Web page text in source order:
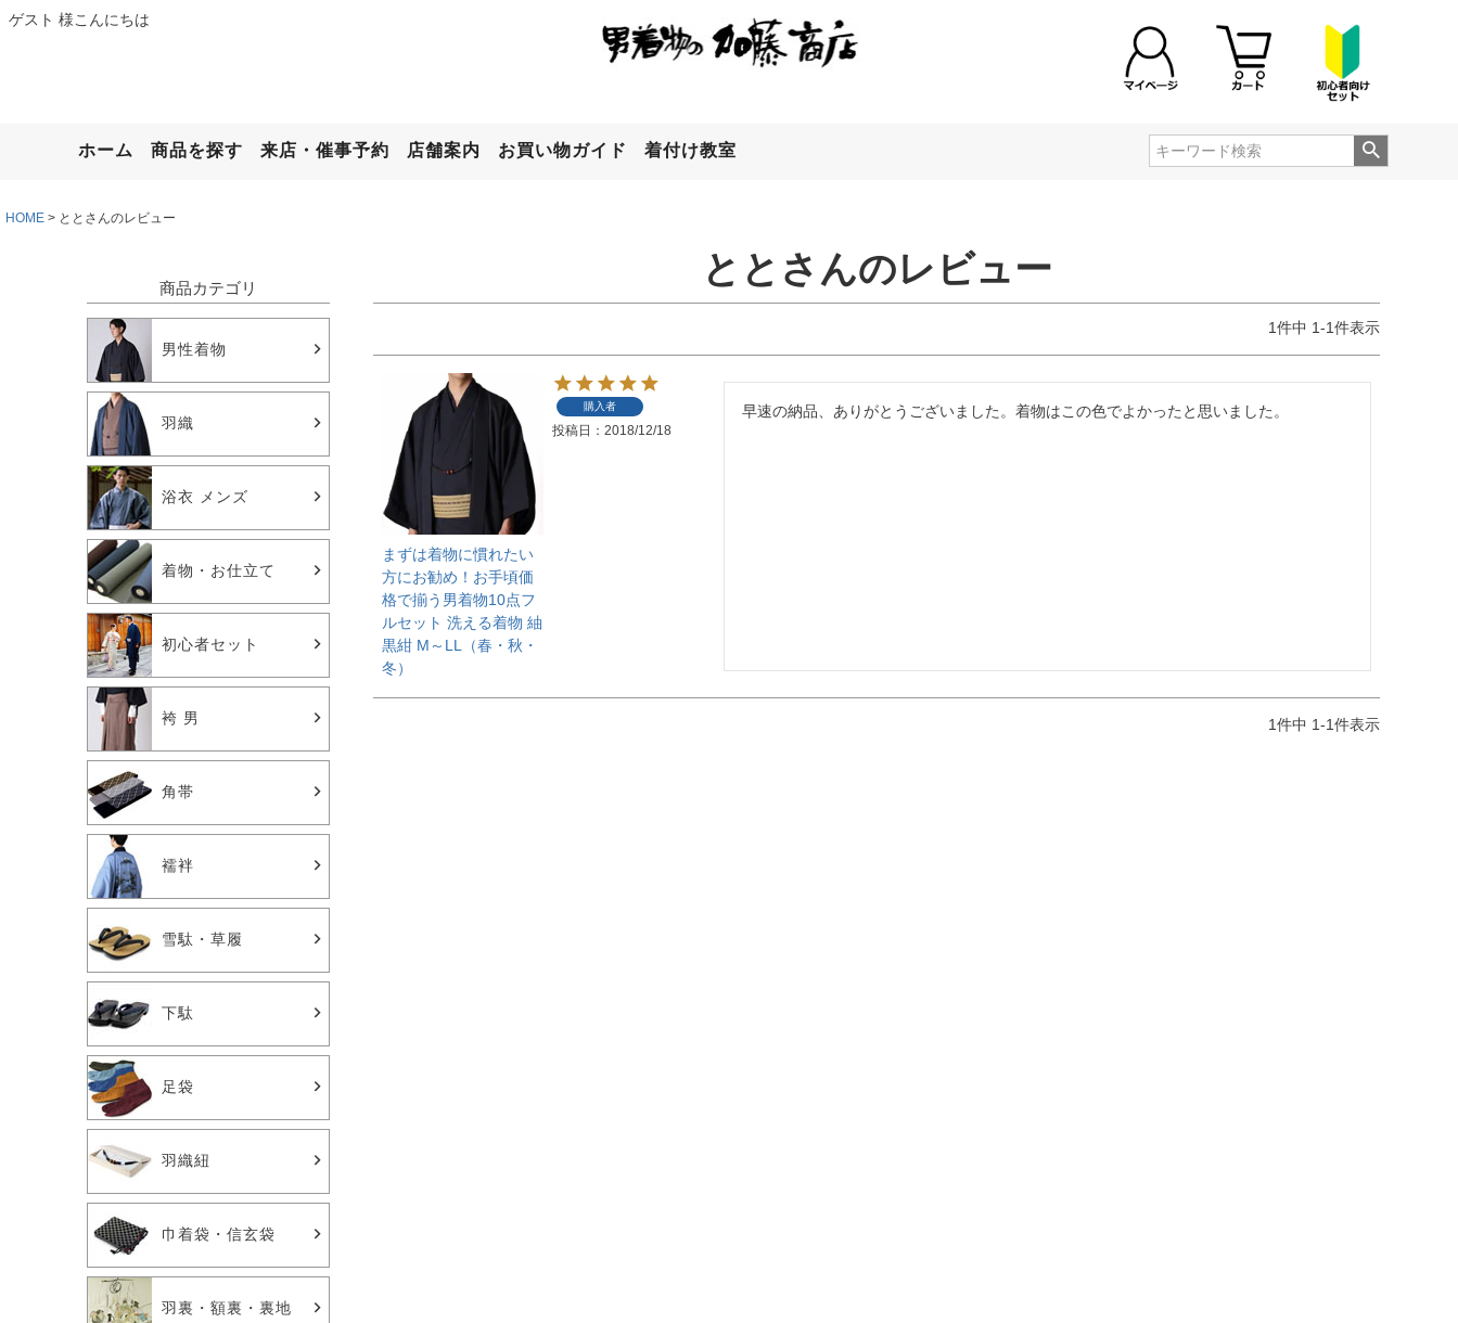
ゲスト 様こんにちは
ホーム 商品を探す 来店・催事予約 店舗案内 お買い物ガイド 着付け教室
HOME ととさんのレビュー
商品カテゴリ
男性着物
羽織
浴衣 メンズ
着物・お仕立て
初心者セット
袴 男
角帯
襦袢
雪駄・草履
下駄
足袋
羽織紐
巾着袋・信玄袋
羽裏・額裏・裏地
ととさんのレビュー
1件中 1-1件表示
まずは着物に慣れたい
方にお勧め！お手頃価
格で揃う男着物10点フ
ルセット 洗える着物 紬
黒紺 M～LL（春・秋・
冬）
購入者
投稿日 2018/12/18
早速の納品、ありがとうございました。着物はこの色でよかったと思いました。
1件中 1-1件表示